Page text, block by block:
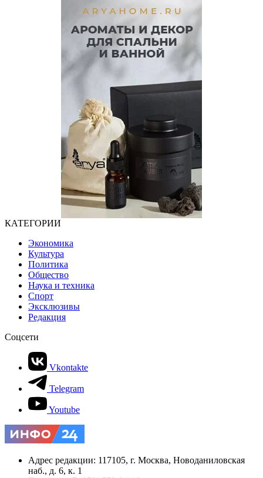
КАТЕГОРИИ
Экономика
Культура
Политика
Общество
Наука и техника
Спорт
Эксклюзивы
Редакция
Соцсети
Vkontakte
Telegram
Youtube
Адрес редакции: 117105, г. Москва, Новоданиловская
наб., д. 6, к. 1